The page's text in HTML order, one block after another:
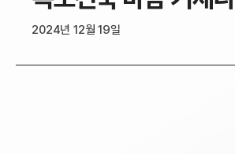
2024년 12월 19일